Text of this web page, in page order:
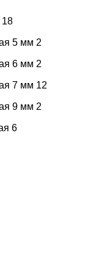
18
5 мм 2
6 мм 2
7 мм 12
9 мм 2
6